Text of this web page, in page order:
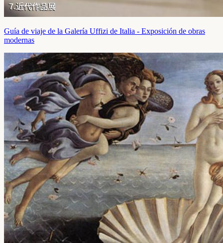
Guía de viaje de la Galería Uffizi de Italia - Exposición de obras
modernas